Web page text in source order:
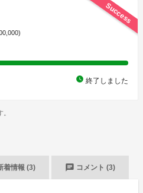
Success
watch_later 終了しました
。
着情報 (3) chat コメント (3)